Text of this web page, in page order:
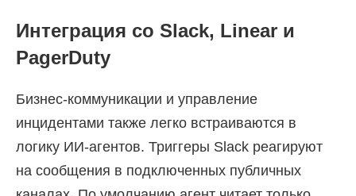
Интеграция со Slack, Linear и
PagerDuty
Бизнес-коммуникации и управление
инцидентами также легко встраиваются в
логику ИИ-агентов. Триггеры Slack реагируют
на сообщения в подключенных публичных